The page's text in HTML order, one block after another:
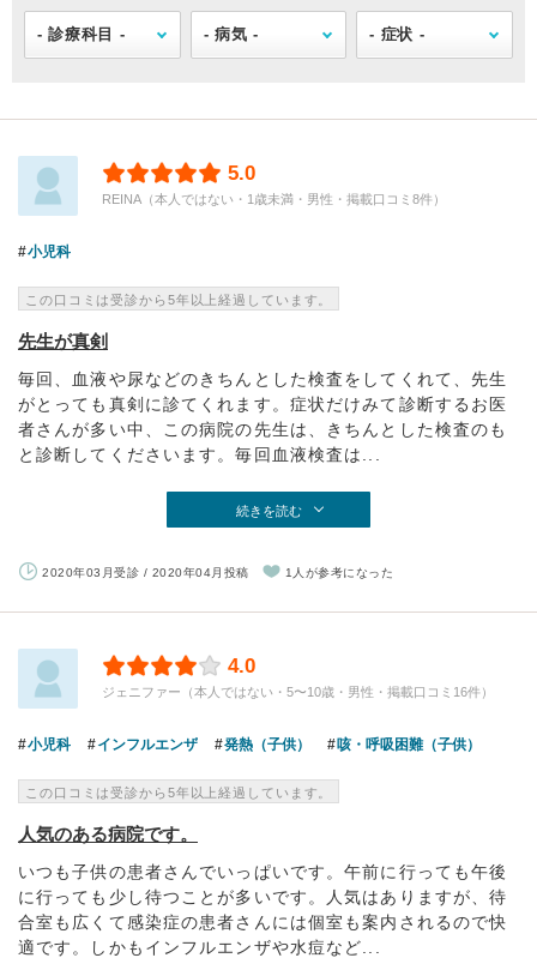
5.0
REINA（本人ではない・1歳未満・男性・掲載口コミ8件）
小児科
この口コミは受診から5年以上経過しています。
先生が真剣
毎回、血液や尿などのきちんとした検査をしてくれて、先生
がとっても真剣に診てくれます。症状だけみて診断するお医
者さんが多い中、この病院の先生は、きちんとした検査のも
と診断してくださいます。毎回血液検査は...
続きを読む
2020年03月受診 / 2020年04月投稿 1人が参考になった
4.0
ジェニファー（本人ではない・5〜10歳・男性・掲載口コミ16件）
小児科 インフルエンザ 発熱（子供） 咳・呼吸困難（子供）
この口コミは受診から5年以上経過しています。
人気のある病院です。
いつも子供の患者さんでいっぱいです。午前に行っても午後
に行っても少し待つことが多いです。人気はありますが、待
合室も広くて感染症の患者さんには個室も案内されるので快
適です。しかもインフルエンザや水痘など...